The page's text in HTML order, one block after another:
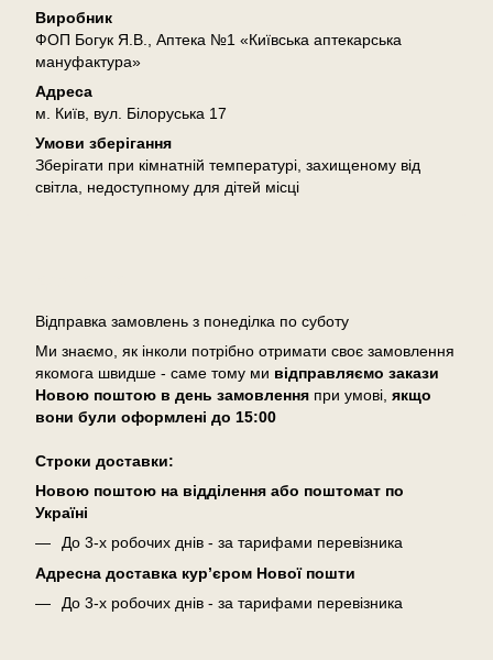
Виробник
ФОП Богук Я.В., Аптека №1 «Київська аптекарська
мануфактура»
Адреса
м. Київ, вул. Білоруська 17
Умови зберігання
Зберігати при кімнатній температурі, захищеному від
світла, недоступному для дітей місці
Відправка замовлень з понеділка по суботу
Ми знаємо, як інколи потрібно отримати своє замовлення
якомога швидше - саме тому ми відправляємо закази
Новою поштою в день замовлення при умові, якщо
вони були оформлені до 15:00
Cтроки доставки:
Новою поштою на відділення або поштомат по
Україні
До 3-х робочих днів - за тарифами перевізника
Адресна доставка кур’єром Нової пошти
До 3-х робочих днів - за тарифами перевізника